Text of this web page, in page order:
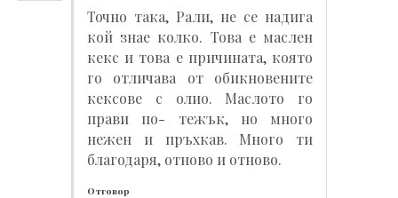
Точно така, Рали, не се надига
кой знае колко. Това е маслен
кекс и това е причината, която
го отличава от обикновените
кексове с олио. Маслото го
прави по- тежък, но много
нежен и пръхкав. Много ти
благодаря, отново и отново.
Отговор